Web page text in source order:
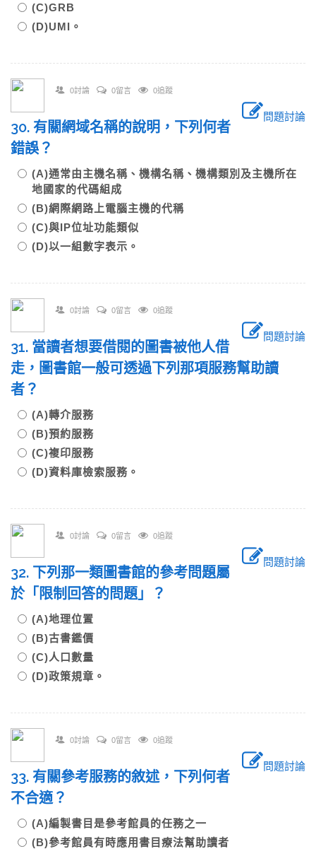
(C)GRB
(D)UMI。
0討論 0留言 0追蹤
問題討論
30. 有關網域名稱的說明，下列何者
錯誤？
(A)通常由主機名稱、機構名稱、機構類別及主機所在
地國家的代碼組成
(B)網際網路上電腦主機的代稱
(C)與IP位址功能類似
(D)以一組數字表示。
0討論 0留言 0追蹤
問題討論
31. 當讀者想要借閱的圖書被他人借
走，圖書館一般可透過下列那項服務幫助讀
者？
(A)轉介服務
(B)預約服務
(C)複印服務
(D)資料庫檢索服務。
0討論 0留言 0追蹤
問題討論
32. 下列那一類圖書館的參考問題屬
於「限制回答的問題」？
(A)地理位置
(B)古書鑑價
(C)人口數量
(D)政策規章。
0討論 0留言 0追蹤
問題討論
33. 有關參考服務的敘述，下列何者
不合適？
(A)編製書目是參考館員的任務之一
(B)參考館員有時應用書目療法幫助讀者